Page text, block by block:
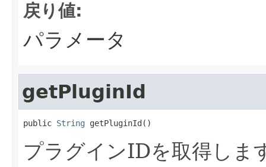
戻り値:
パラメータ
getPluginId
public String getPluginId()
プラグインIDを取得しま